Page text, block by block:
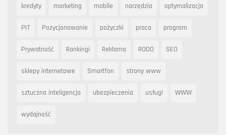
kredyty marketing mobile narzędzia optymalizacja
PIT Pozycjonowanie pożyczki praca program
Prywatność Rankingi Reklama RODO SEO
sklepy internetowe Smartfon strony www
sztuczna inteligencja ubezpieczenia usługi WWW
wydajność